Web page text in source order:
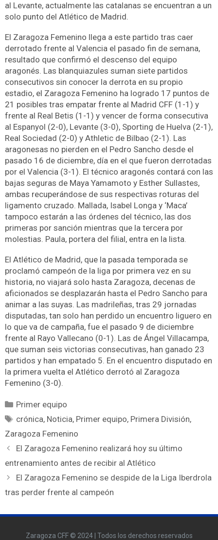
al Levante, actualmente las catalanas se encuentran a un
solo punto del Atlético de Madrid.
El Zaragoza Femenino llega a este partido tras caer
derrotado frente al Valencia el pasado fin de semana,
resultado que confirmó el descenso del equipo
aragonés. Las blanquiazules suman siete partidos
consecutivos sin conocer la derrota en su propio
estadio, el Zaragoza Femenino ha logrado 17 puntos de
21 posibles tras empatar frente al Madrid CFF (1-1) y
frente al Real Betis (1-1) y vencer de forma consecutiva
al Espanyol (2-0), Levante (3-0), Sporting de Huelva (2-1),
Real Sociedad (2-0) y Athletic de Bilbao (2-1). Las
aragonesas no pierden en el Pedro Sancho desde el
pasado 16 de diciembre, día en el que fueron derrotadas
por el Valencia (3-1). El técnico aragonés contará con las
bajas seguras de Maya Yamamoto y Esther Sullastes,
ambas recuperándose de sus respectivas roturas del
ligamento cruzado. Mallada, Isabel Longa y ‘Maca’
tampoco estarán a las órdenes del técnico, las dos
primeras por sanción mientras que la tercera por
molestias. Paula, portera del filial, entra en la lista.
El Atlético de Madrid, que la pasada temporada se
proclamó campeón de la liga por primera vez en su
historia, no viajará solo hasta Zaragoza, decenas de
aficionados se desplazarán hasta el Pedro Sancho para
animar a las suyas. Las madrileñas, tras 29 jornadas
disputadas, tan solo han perdido un encuentro liguero en
lo que va de campaña, fue el pasado 9 de diciembre
frente al Rayo Vallecano (0-1). Las de Ángel Villacampa,
que suman seis victorias consecutivas, han ganado 23
partidos y han empatado 5. En el encuentro disputado en
la primera vuelta el Atlético derrotó al Zaragoza
Femenino (3-0).
Primer equipo
crónica, Noticia, Primer equipo, Primera División,
Zaragoza Femenino
El Zaragoza Femenino realizará hoy su último
entrenamiento antes de recibir al Atlético
El Zaragoza Femenino se despide de la Liga Iberdrola
tras perder frente al campeón
Zaragoza CFF © 2024 | Todos los derechos reservados